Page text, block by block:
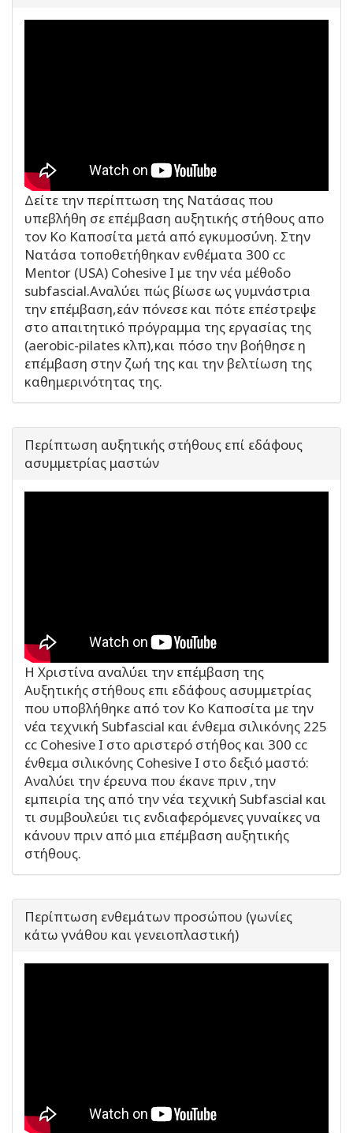
Δείτε την περίπτωση της Νατάσας που
υπεβλήθη σε επέμβαση αυξητικής στήθους απο
τον Κο Καποσίτα μετά από εγκυμοσύνη. Στην
Νατάσα τοποθετήθηκαν ενθέματα 300 cc
Mentor (USA) Cohesive I με την νέα μέθοδο
subfascial.Αναλύει πώς βίωσε ως γυμνάστρια
την επέμβαση,εάν πόνεσε και πότε επέστρεψε
στο απαιτητικό πρόγραμμα της εργασίας της
(aerobic-pilates κλπ),και πόσο την βοήθησε η
επέμβαση στην ζωή της και την βελτίωση της
καθημερινότητας της.
Περίπτωση αυξητικής στήθους επί εδάφους
ασυμμετρίας μαστών
Η Χριστίνα αναλύει την επέμβαση της
Αυξητικής στήθους επι εδάφους ασυμμετρίας
που υποβλήθηκε από τον Κο Καποσίτα με την
νέα τεχνική Subfascial και ένθεμα σιλικόνης 225
cc Cohesive I στο αριστερό στήθος και 300 cc
ένθεμα σιλικόνης Cohesive I στο δεξιό μαστό:
Αναλύει την έρευνα που έκανε πριν ,την
εμπειρία της από την νέα τεχνική Subfascial και
τι συμβουλεύει τις ενδιαφερόμενες γυναίκες να
κάνουν πριν από μια επέμβαση αυξητικής
στήθους.
Περίπτωση ενθεμάτων προσώπου (γωνίες
κάτω γνάθου και γενειοπλαστική)